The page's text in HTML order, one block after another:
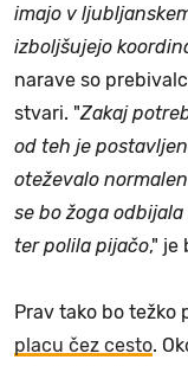
imajo v
izboljšujejo
narave so
stvari. "Zakaj
od teh je
oteževalo
se bo žoga
ter polila pijačo," je
Prav tako bo težko
placu čez cesto.